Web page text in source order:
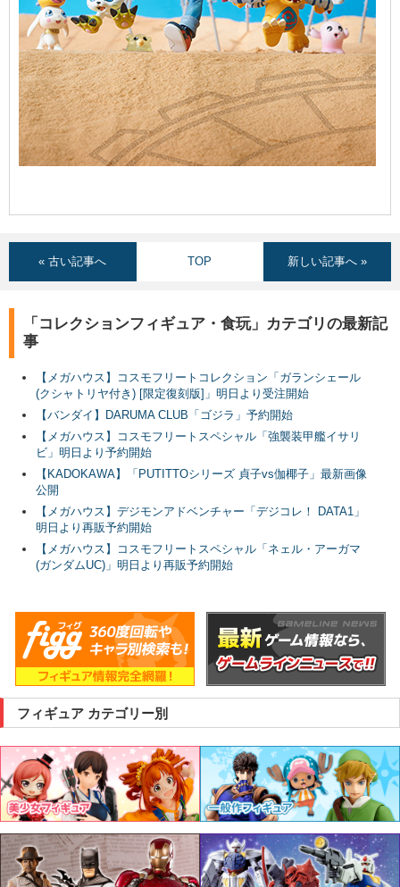
« 古い記事へ TOP 新しい記事へ »
「コレクションフィギュア・食玩」カテゴリの最新記
事
【メガハウス】コスモフリートコレクション「ガランシェール
(クシャトリヤ付き) [限定復刻版]」明日より受注開始
【バンダイ】DARUMA CLUB「ゴジラ」予約開始
【メガハウス】コスモフリートスペシャル「強襲装甲艦イサリ
ビ」明日より予約開始
【KADOKAWA】「PUTITTOシリーズ 貞子vs伽椰子」最新画像
公開
【メガハウス】デジモンアドベンチャー「デジコレ！ DATA1」
明日より再販予約開始
【メガハウス】コスモフリートスペシャル「ネェル・アーガマ
(ガンダムUC)」明日より再販予約開始
フィギュア カテゴリー別